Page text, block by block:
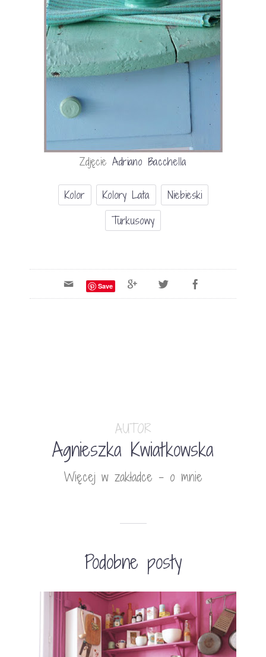
Zdjęcie Adriano Bacchella
Kolor Kolory Lata
Niebieski
Turkusowy
Save
AUTOR
Agnieszka Kwiatkowska
Więcej w zakładce - o mnie
Podobne posty